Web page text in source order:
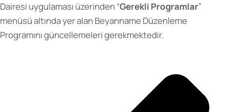
Dairesi uygulaması üzerinden “Gerekli Programlar”
menüsü altında yer alan Beyanname Düzenleme
Programını güncellemeleri gerekmektedir.